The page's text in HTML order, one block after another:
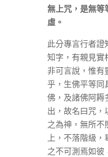
無上咒，是無等
虛。
此分專言行者證
知字，有親見實
非可言說，惟有
乎，生佛平等同
佛，及諸佛阿耨
出，故名曰咒，
之為神，無所不
上，不落階級
之不可測焉如彼